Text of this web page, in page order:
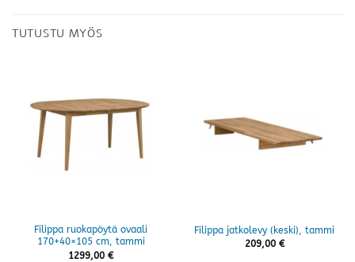
TUTUSTU MYÖS
Filippa ruokapöytä ovaali
170+40×105 cm, tammi
1299,00 €
Filippa jatkolevy (keski), tammi
209,00 €